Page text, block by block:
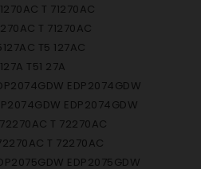
T 71270AC
T 71270AC
T5 127AC
T51 27A
EDP2074GDW
EDP2074GDW
T 72270AC
T 72270AC
EDP2075GDW